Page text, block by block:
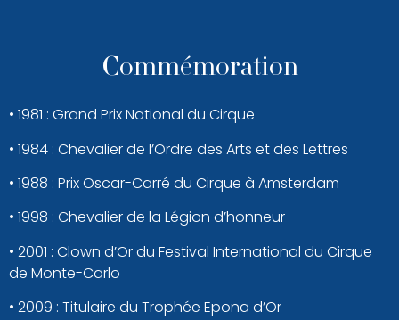
Commémoration
• 1981 : Grand Prix National du Cirque
• 1984 : Chevalier de l’Ordre des Arts et des Lettres
• 1988 : Prix Oscar-Carré du Cirque à Amsterdam
• 1998 : Chevalier de la Légion d’honneur
• 2001 : Clown d’Or du Festival International du Cirque
de Monte-Carlo
• 2009 : Titulaire du Trophée Epona d’Or